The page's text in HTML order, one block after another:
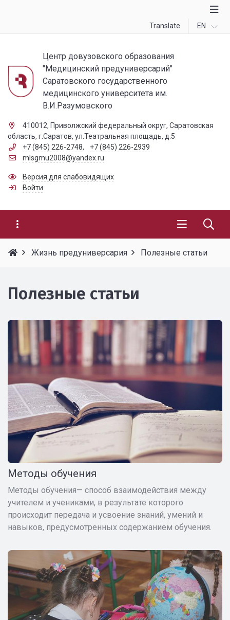
Translate EN
Центр довузовского образования
"Медицинский предуниверсарий"
Саратовского государственного
медицинского университета им.
В.И.Разумовского
410012, Приволжский федеральный округ, Саратовская
область, г.Саратов, ул.Театральная площадь, д.5
+7 (845) 226-2748,
+7 (845) 226-2939
mlsgmu2008@yandex.ru
Версия для слабовидящих
Войти
Жизнь предуниверсария Полезные статьи
Полезные статьи
Методы обучения
Методы обучения— способ взаимодействия между
учителем и учениками, в результате которого
происходит передача и усвоение знаний, умений и
навыков, предусмотренных содержанием обучения.